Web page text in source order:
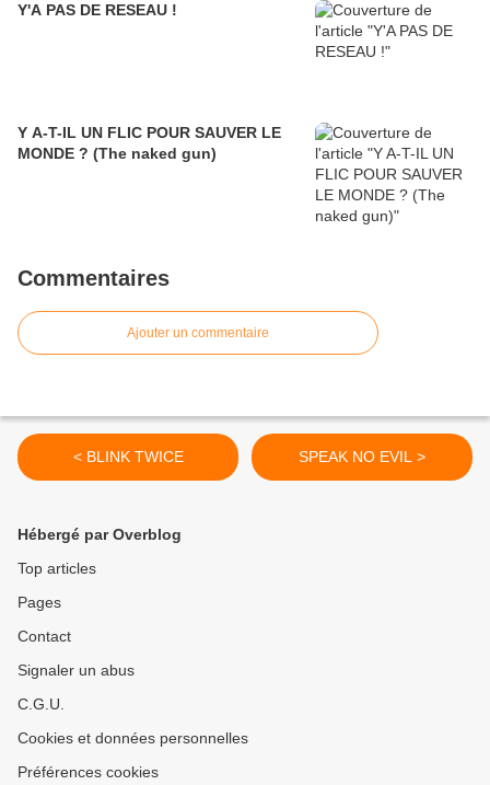
Y'A PAS DE RESEAU !
Y A-T-IL UN FLIC POUR SAUVER LE
MONDE ? (The naked gun)
Commentaires
Ajouter un commentaire
< BLINK TWICE SPEAK NO EVIL >
Hébergé par Overblog
Top articles
Pages
Contact
Signaler un abus
C.G.U.
Cookies et données personnelles
Préférences cookies